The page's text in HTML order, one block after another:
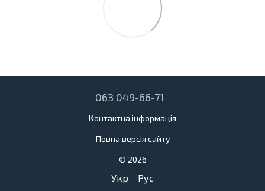
063 049-66-71
Контактна інформація
Повна версія сайту
© 2026
Укр Рус